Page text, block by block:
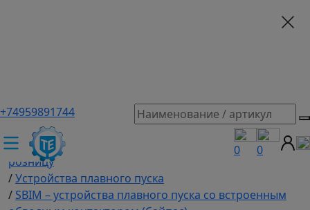
+74959891744
0 0
ТЕХЭКСПЕРТ российский производитель частотные
преобразователи, насосы, и вентиляция
/Промышленное оборудование купить оптом и в
розницу
/Устройства плавного пуска
/ SBIM – устройства плавного пуска со встроенным